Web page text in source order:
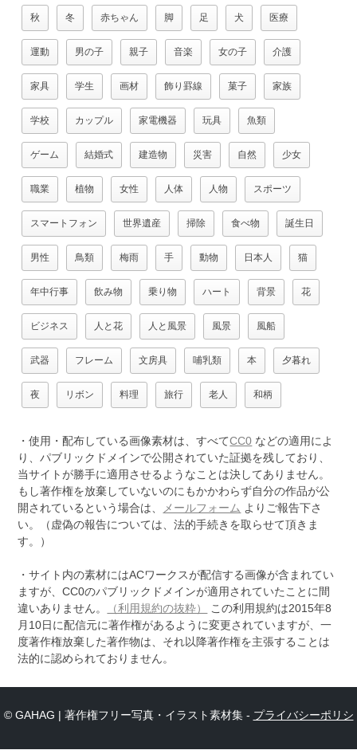
秋 冬 赤ちゃん 脚 足 犬 医療
運動 男の子 親子 音楽 女の子 介護
家具 学生 画材 飾り罫線 菓子 家族
学校 カップル 家電機器 玩具 魚類
ゲーム 結婚式 建造物 災害 自然 少女
職業 植物 女性 人体 人物 スポーツ
スマートフォン 世界遺産 掃除 食べ物 誕生日
男性 鳥類 梅雨 手 動物 日本人 猫
年中行事 飲み物 乗り物 ハート 背景 花
ビジネス 人と花 人と風景 風景 風船
武器 フレーム 文房具 哺乳類 本 夕暮れ
夜 リボン 料理 旅行 老人 和柄
・使用・配布している画像素材は、すべてCC0 などの適用によ
り、パブリックドメインで公開されていた証拠を残しており、
当サイトが勝手に適用させるようなことは決してありません。
もし著作権を放棄していないのにもかかわらず自分の作品が公
開されているという場合は、
メールフォーム よりご報告下さ
い。（虚偽の報告については、法的手続きを取らせて頂きま
す。）
・サイト内の素材にはACワークスが配信する画像が含まれてい
ますが、CC0のパブリックドメインが適用されていたことに間
違いありません。
（利用規約の抜粋）
この利用規約は2015年8
月10日に配信元に著作権があるように変更されていますが、一
度著作権放棄した著作物は、それ以降著作権を主張することは
法的に認められておりません。
© GAHAG | 著作権フリー写真・イラスト素材集 - プライバシーポリシ